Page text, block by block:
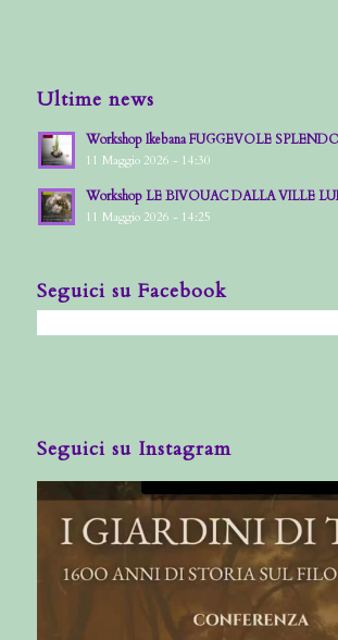
Ultime news
Workshop Ikebana FUGGEVOLE
11 Maggio 2026 - 14:30
Workshop LE BIVOUAC DALLA VILLE
11 Maggio 2026 - 14:25
Seguici su Facebook
Seguici su Instagram